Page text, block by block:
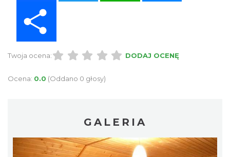
Twoja ocena: DODAJ OCENĘ
Ocena: 0.0 (Oddano 0 głosy)
GALERIA